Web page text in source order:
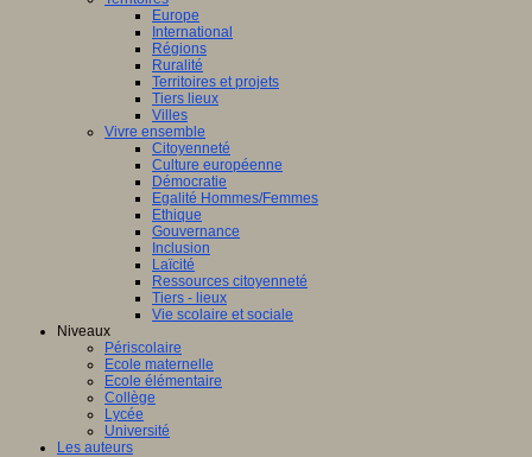
Europe
International
Régions
Ruralité
Territoires et projets
Tiers lieux
Villes
Vivre ensemble
Citoyenneté
Culture européenne
Démocratie
Egalité Hommes/Femmes
Ethique
Gouvernance
Inclusion
Laïcité
Ressources citoyenneté
Tiers - lieux
Vie scolaire et sociale
Niveaux
Périscolaire
Ecole maternelle
Ecole élémentaire
Collège
Lycée
Université
Les auteurs